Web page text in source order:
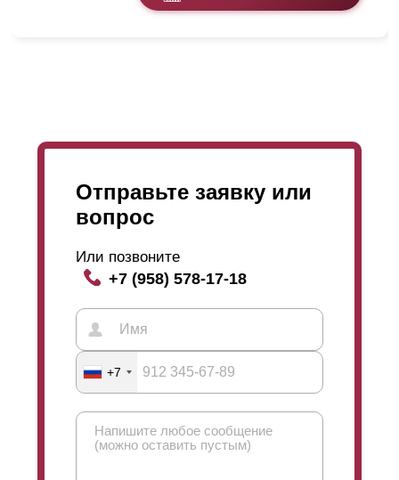
внутренней стороны забора. Столбызамеряютсяи
Отправьте заявку или
вопрос
Или позвоните
+7 (958) 578-17-18
+7